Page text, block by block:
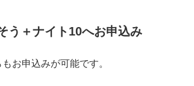
う＋ナイト10へお申込み
お申込みが可能です。